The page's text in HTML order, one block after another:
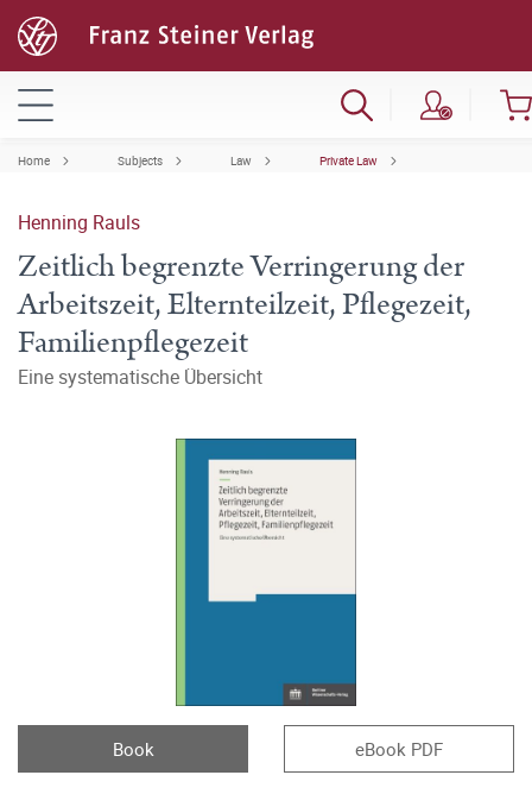
Home Subjects Law Private Law
Henning Rauls
Zeitlich begrenzte Verringerung der
Arbeitszeit, Elternteilzeit, Pflegezeit,
Familienpflegezeit
Eine systematische Übersicht
Book eBook PDF